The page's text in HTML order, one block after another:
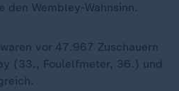
Wembley-Wahnsinn.
vor 47.967 Zuschauern
(33., Foulelfmeter, 36.) und